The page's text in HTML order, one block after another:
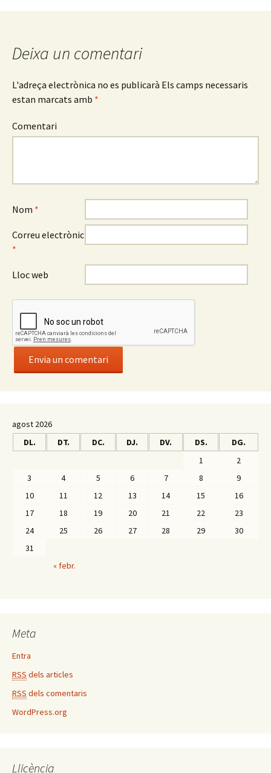
Deixa un comentari
L'adreça electrònica no es publicarà Els camps necessaris
estan marcats amb *
Comentari
Nom *
Correu electrònic
*
Lloc web
agost 2026
DL.
DT. DC. DJ. DV. DS. DG.
« febr.
1
2
3
4 5 6 7 8
9
10
11 12 13 14 15
16
17
18 19 20 21 22
23
24
25 26 27 28 29
30
31
Meta
Entra
RSS dels articles
RSS dels comentaris
WordPress.org
Llicència